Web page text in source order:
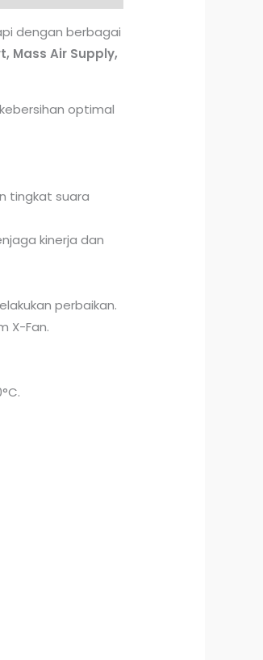
dengan berbagai
Mass Air Supply,
optimal
tingkat suara
kinerja dan
perbaikan.
X-Fan.